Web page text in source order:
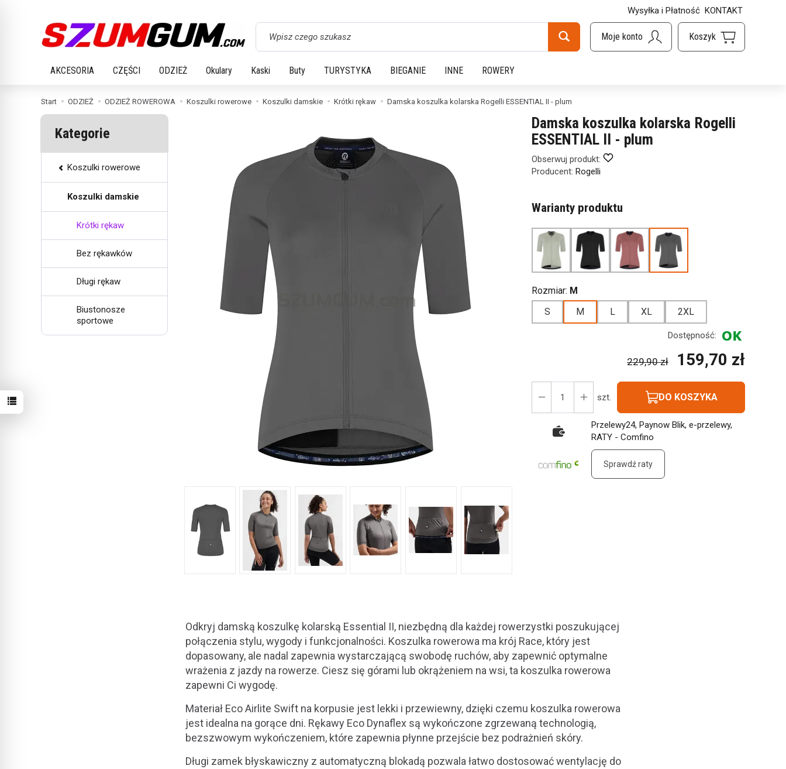
Wysyłka i Płatność KONTAKT
Wyszukaj
AKCESORIA CZĘŚCI ODZIEŻ Okulary Kaski Buty TURYSTYKA BIEGANIE INNE ROWERY
Start ODZIEŻ ODZIEŻ ROWEROWA Koszulki rowerowe Koszulki damskie Krótki rękaw Damska koszulka kolarska Rogelli ESSENTIAL II - plum
Damska koszulka kolarska Rogelli
ESSENTIAL II - plum
Obserwuj produkt:
Producent: Rogelli
Warianty produktu
Rozmiar: M
S
M L XL 2XL
Dostępność:
229,90 zł 159,70 zł
szt. DO KOSZYKA
Przelewy24, Paynow Blik, e-przelewy,
RATY - Comfino
Sprawdź raty
Odkryj damską koszulkę kolarską Essential II, niezbędną dla każdej rowerzystki poszukującej
połączenia stylu, wygody i funkcjonalności. Koszulka rowerowa ma krój Race, który jest
dopasowany, ale nadal zapewnia wystarczającą swobodę ruchów, aby zapewnić optymalne
wrażenia z jazdy na rowerze. Ciesz się górami lub okrążeniem na wsi, ta koszulka rowerowa
zapewni Ci wygodę.
Materiał Eco Airlite Swift na korpusie jest lekki i przewiewny, dzięki czemu koszulka rowerowa
jest idealna na gorące dni. Rękawy Eco Dynaflex są wykończone zgrzewaną technologią,
bezszwowym wykończeniem, które zapewnia płynne przejście bez podrażnień skóry.
Długi zamek błyskawiczny z automatyczną blokadą pozwala łatwo dostosować wentylację do
Kategorie
Koszulki rowerowe
Koszulki damskie
Krótki rękaw
Bez rękawków
Długi rękaw
Biustonosze
sportowe